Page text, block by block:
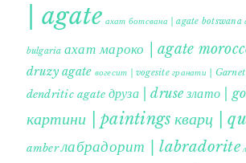
| agate ахат ботсвана | agate botswana
bulgaria ахат мароко | agate
druzy agate вогесит | vogesite гранати | Garnet
dendritic agate друза | druse злато |
картини | paintings кварц |
amberлабрадорит | labradorite